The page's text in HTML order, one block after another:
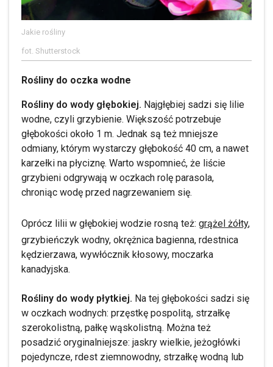
Jakie rośliny
fot. Shutterstock
Rośliny do oczka wodne
Rośliny do wody głębokiej. Najgłębiej sadzi się lilie
wodne, czyli grzybienie. Większość potrzebuje
głębokości około 1 m. Jednak są też mniejsze
odmiany, którym wystarczy głębokość 40 cm, a nawet
karzełki na płyciznę. Warto wspomnieć, że liście
grzybieni odgrywają w oczkach rolę parasola,
chroniąc wodę przed nagrzewaniem się.
Oprócz lilii w głębokiej wodzie rosną też: grążel żółty,
grzybieńczyk wodny, okrężnica bagienna, rdestnica
kędzierzawa, wywłócznik kłosowy, moczarka
kanadyjska.
Rośliny do wody płytkiej. Na tej głębokości sadzi się
w oczkach wodnych: przęstkę pospolitą, strzałkę
szerokolistną, pałkę wąskolistną. Można też
posadzić oryginalniejsze: jaskry wielkie, jeżogłówki
pojedyncze, rdest ziemnowodny, strzałkę wodną lub